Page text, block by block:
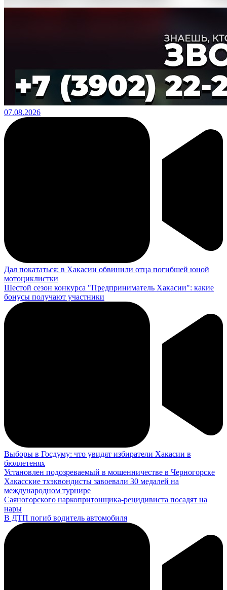
07.08.2026
Дал покататься: в Хакасии обвинили отца погибшей юной
мотоциклистки
Шестой сезон конкурса "Предприниматель Хакасии": какие
бонусы получают участники
Выборы в Госдуму: что увидят избиратели Хакасии в
бюллетенях
Установлен подозреваемый в мошенничестве в Черногорске
Хакасские тхэквондисты завоевали 30 медалей на
международном турнире
Саяногорского наркопритонщика-рецидивиста посадят на
нары
В ДТП погиб водитель автомобиля